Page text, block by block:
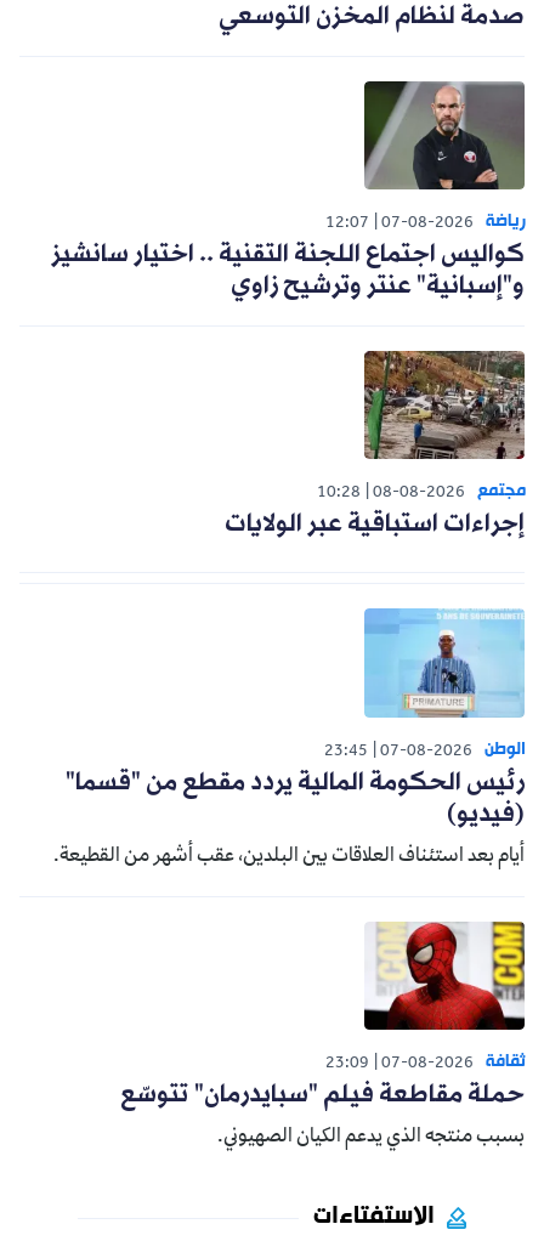
صدمة لنظام المخزن التوسعي
رياضة 07-08-2026
12:07
كواليس اجتماع اللجنة التقنية .. اختيار سانشيز
و"إسبانية" عنتر وترشيح زاوي
مجتمع 08-08-2026
10:28
إجراءات استباقية عبر الولايات
الوطن 07-08-2026
23:45
رئيس الحكومة المالية يردد مقطع من "قسما"
(فيديو)
أيام بعد استئناف العلاقات بين البلدين، عقب أشهر من القطيعة.
ثقافة 07-08-2026
23:09
حملة مقاطعة فيلم "سبايدرمان" تتوسّع
بسبب منتجه الذي يدعم الكيان الصهيوني.
الاستفتاءات